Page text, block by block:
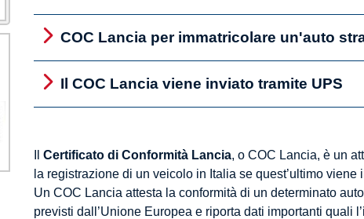
COC Lancia per immatricolare un'auto
Il COC Lancia viene inviato tramite UPS
Certificato di Conformità Lancia, o COC Lancia, è un
la registrazione di un veicolo in Italia se quest’ultimo viene
Un COC Lancia attesta la conformità di un determinato
previsti dall’Unione Europea e riporta dati importanti quali